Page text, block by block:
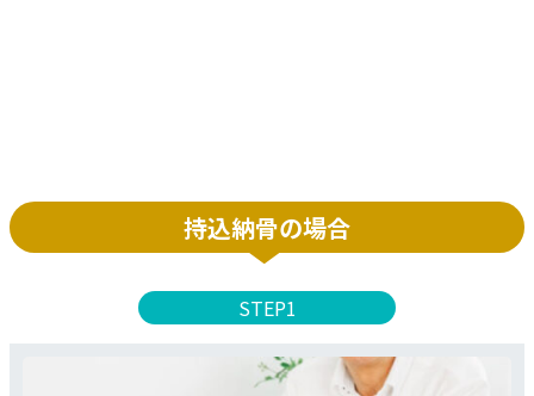
持込納骨の場合
STEP1